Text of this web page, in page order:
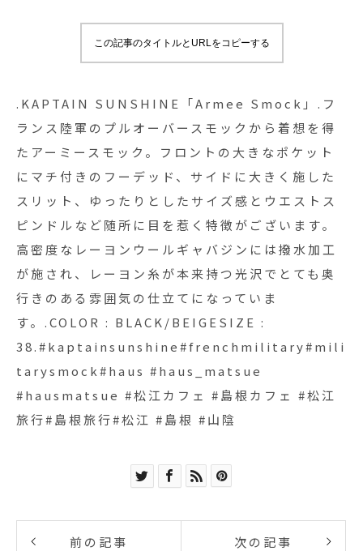
ドルなど随所に目を惹く特徴がございます。高密
のある雰囲気の仕立てになっています。.COLOR :
BLACK/BEIGESIZE :
この記事のタイトルとURLをコピーする
.KAPTAIN SUNSHINE「Armee Smock」.フ
ランス陸軍のプルオーバースモックから着想を得
たアーミースモック。フロントの大きなポケット
にマチ付きのフーデッド、サイドに大きく施した
スリット、ゆったりとしたサイズ感とウエストス
ピンドルなど随所に目を惹く特徴がございます。
高密度なレーヨンウールギャバジンには撥水加工
が施され、レーヨン糸が本来持つ光沢でとても奥
行きのある雰囲気の仕立てになっていま
す。.COLOR : BLACK/BEIGESIZE :
38.#kaptainsunshine#frenchmilitary#mili
tarysmock#haus #haus_matsue
#hausmatsue #松江カフェ #島根カフェ #松江
旅行#島根旅行#松江 #島根 #山陰
前の記事 次の記事